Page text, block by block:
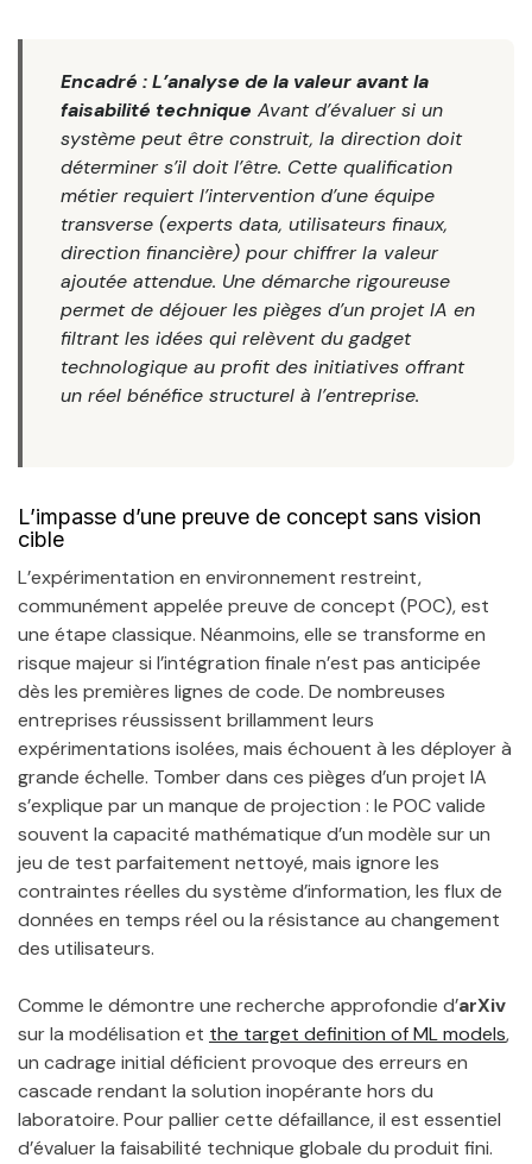
Encadré : L’analyse de la valeur avant la
faisabilité technique Avant d’évaluer si un
système peutêtre construit, la direction doit
déterminer s’il doitl’être. Cette qualification
métier requiert l’intervention d’une équipe
transverse (experts data, utilisateurs finaux,
direction financière) pour chiffrer la valeur
ajoutée attendue. Une démarche rigoureuse
permet de déjouer les pièges d’un projet IA en
filtrant les idées qui relèvent du gadget
technologique au profit des initiatives offrant
un réel bénéfice structurel à l’entreprise.
L’impasse d’une preuve de concept sans vision
cible
L’expérimentation en environnement restreint,
communément appelée preuve de concept (POC), est
une étape classique. Néanmoins, elle se transforme en
risque majeur si l’intégration finale n’est pas anticipée
dès les premières lignes de code. De nombreuses
entreprises réussissent brillamment leurs
expérimentations isolées, mais échouent à les déployer à
grande échelle. Tomber dans ces pièges d’un projet IA
s’explique par un manque de projection : le POC valide
souvent la capacité mathématique d’un modèle sur un
jeu de test parfaitement nettoyé, mais ignore les
contraintes réelles du système d’information, les flux de
données en temps réel ou la résistance au changement
des utilisateurs.
Comme le démontre une recherche approfondie d’arXiv
sur la modélisation et the target definition of ML models,
un cadrage initial déficient provoque des erreurs en
cascade rendant la solution inopérante hors du
laboratoire. Pour pallier cette défaillance, il est essentiel
d’évaluer la faisabilité technique globale du produit fini.